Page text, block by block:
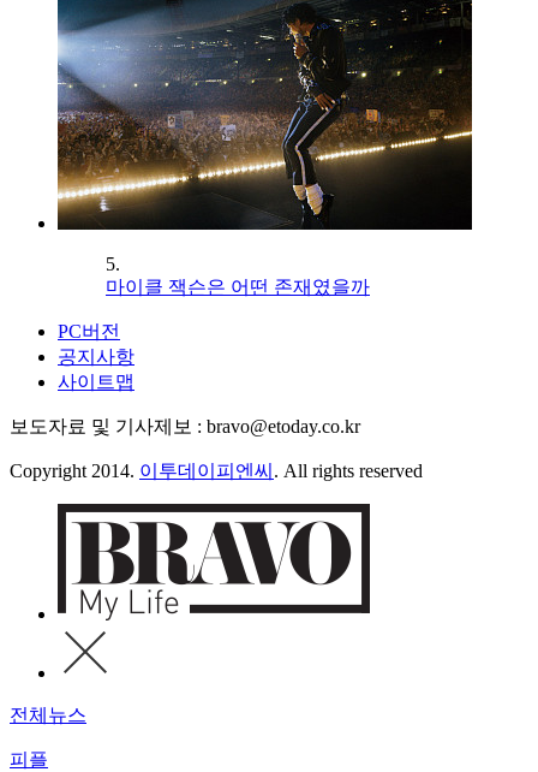
5.
마이클 잭슨은 어떤 존재였을까
PC버전
공지사항
사이트맵
보도자료 및 기사제보 : bravo@etoday.co.kr
Copyright 2014. 이투데이피엔씨 . All rights reserved
전체뉴스
피플